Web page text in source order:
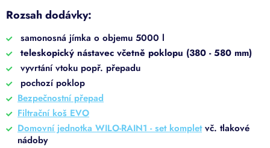
Rozsah dodávky:
samonosná jímka o objemu 5000 l
teleskopický nástavec včetně poklopu (380 - 580 mm)
vyvrtání vtoku popř. přepadu
pochozí poklop
Bezpečnostní přepad
Filtrační koš EVO
Domovní jednotka WILO-RAIN1 - set kompletvč. tlakové
nádoby